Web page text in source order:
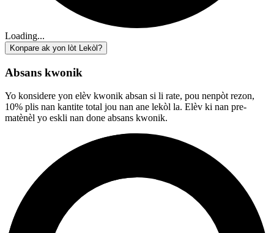
Loading...
Konpare ak yon lòt Lekòl?
Absans kwonik
Yo konsidere yon elèv kwonik absan si li rate, pou nenpòt rezon,
10% plis nan kantite total jou nan ane lekòl la. Elèv ki nan pre-
matènèl yo eskli nan done absans kwonik.